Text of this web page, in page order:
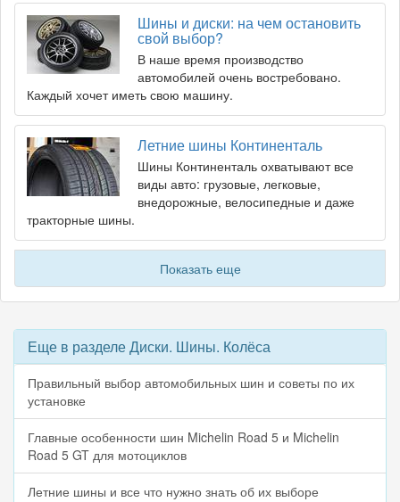
Шины и диски: на чем остановить
свой выбор?
В наше время производство
автомобилей очень востребовано.
Каждый хочет иметь свою машину.
Летние шины Континенталь
Шины Континенталь охватывают все
виды авто: грузовые, легковые,
внедорожные, велосипедные и даже
тракторные шины.
Показать еще
Еще в разделе Диски. Шины. Колёса
Правильный выбор автомобильных шин и советы по их
установке
Главные особенности шин Michelin Road 5 и Michelin
Road 5 GT для мотоциклов
Летние шины и все что нужно знать об их выборе